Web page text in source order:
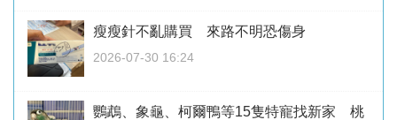
瘦瘦針不亂購買 來路不明恐傷身
2026-07-30 16:24
鸚鵡、象龜、柯爾鴨等15隻特寵找新家 桃